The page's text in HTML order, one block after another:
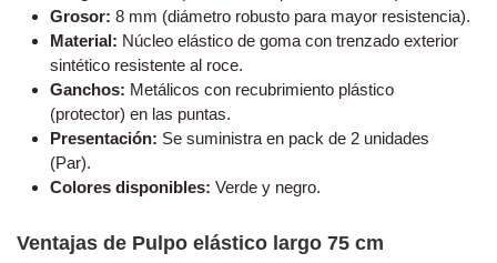
Grosor: 8 mm (diámetro robusto para mayor resistencia).
Material: Núcleo elástico de goma con trenzado exterior
sintético resistente al roce.
Ganchos: Metálicos con recubrimiento plástico
(protector) en las puntas.
Presentación: Se suministra en pack de 2 unidades
(Par).
Colores disponibles: Verde y negro.
Ventajas de Pulpo elástico largo 75 cm